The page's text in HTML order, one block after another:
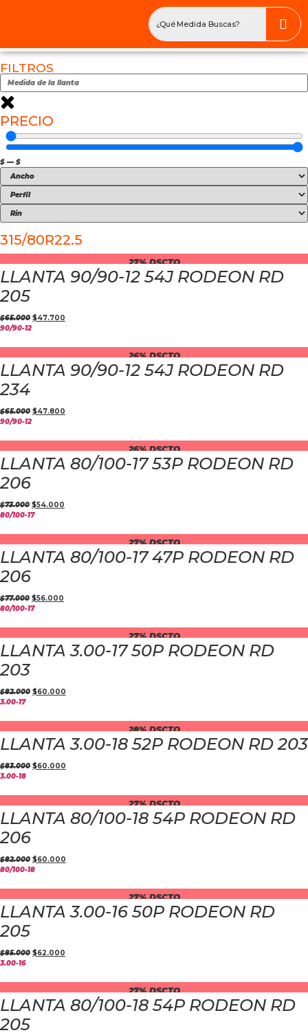
FILTROS
PRECIO
$ — $
315/80R22.5
27% DSCTO
LLANTA 90/90-12 54J RODEON RD
205
$65.000 $47.700
90/90-12
26% DSCTO
LLANTA 90/90-12 54J RODEON RD
234
$65.000 $47.800
90/90-12
26% DSCTO
LLANTA 80/100-17 53P RODEON RD
206
$73.000 $54.000
80/100-17
27% DSCTO
LLANTA 80/100-17 47P RODEON RD
206
$77.000 $56.000
80/100-17
27% DSCTO
LLANTA 3.00-17 50P RODEON RD
203
$82.000 $60.000
3.00-17
28% DSCTO
LLANTA 3.00-18 52P RODEON RD 203
$83.000 $60.000
3.00-18
27% DSCTO
LLANTA 80/100-18 54P RODEON RD
206
$82.000 $60.000
80/100-18
27% DSCTO
LLANTA 3.00-16 50P RODEON RD
205
$85.000 $62.000
3.00-16
27% DSCTO
LLANTA 80/100-18 54P RODEON RD
205